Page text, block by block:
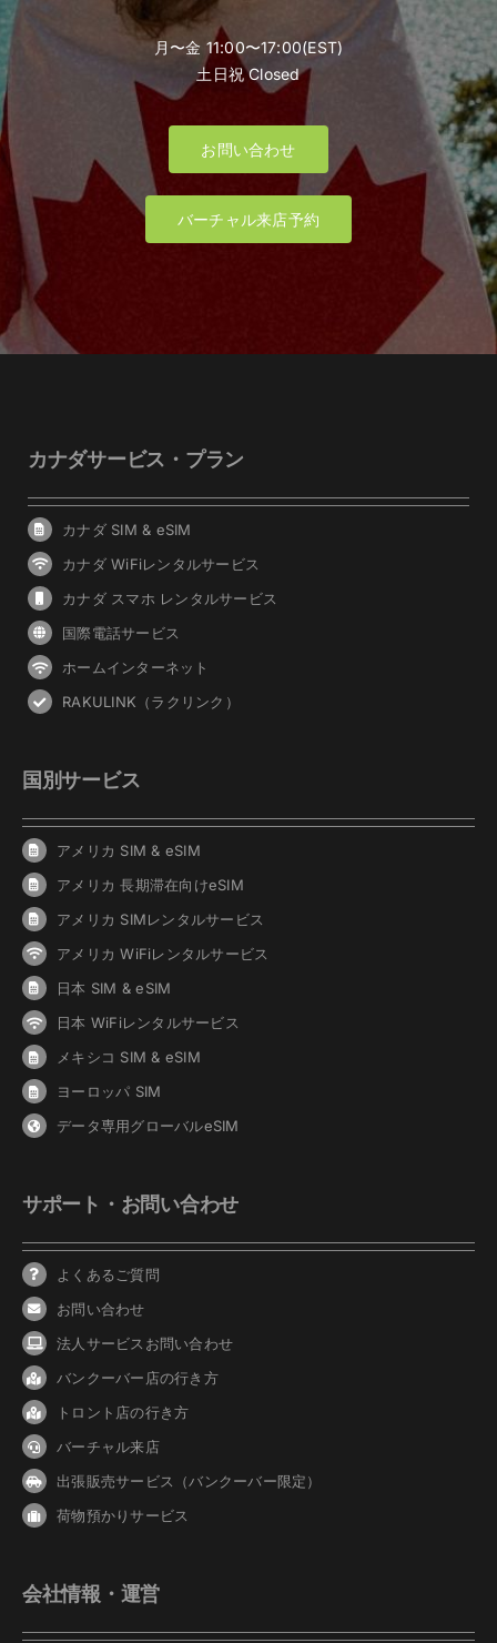
月〜金 11:00〜17:00(EST)
土日祝 Closed
お問い合わせ
バーチャル来店予約
カナダサービス・プラン
カナダ SIM & eSIM
カナダ WiFiレンタルサービス
カナダ スマホ レンタルサービス
国際電話サービス
ホームインターネット
RAKULINK（ラクリンク）
国別サービス
アメリカ SIM & eSIM
アメリカ 長期滞在向けeSIM
アメリカ SIMレンタルサービス
アメリカ WiFiレンタルサービス
日本 SIM & eSIM
日本 WiFiレンタルサービス
メキシコ SIM & eSIM
ヨーロッパ SIM
データ専用グローバルeSIM
サポート・お問い合わせ
よくあるご質問
お問い合わせ
法人サービスお問い合わせ
バンクーバー 店の行き方
トロント店の行き方
バーチャル来店
出張販売サービス（バンクーバー限定）
荷物預かりサービス
会社情報・運営